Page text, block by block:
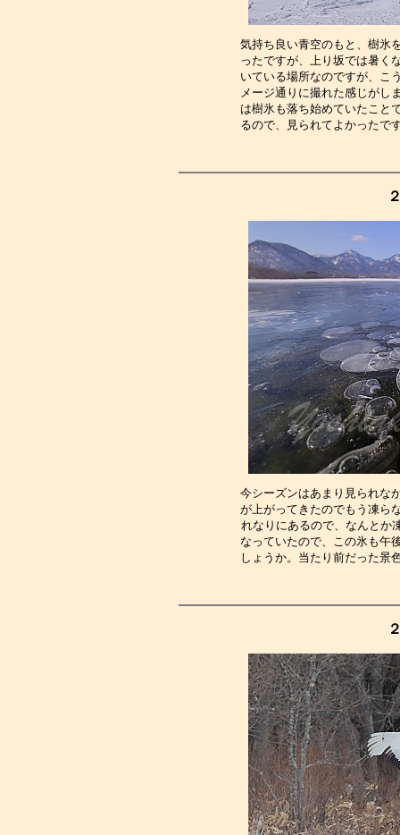
気持ち良い青空のもと、樹氷
ったですが、上り坂では暑く
いている場所なのですが、こ
メージ通りに撮れた感じがし
は樹氷も落ち始めていたこと
るので、見
今シーズンはあまり見られな
が上がってきたのでもう凍ら
れなりにあるので、なんとか
なっていたので、この氷も午
しょうか。当たり前だった